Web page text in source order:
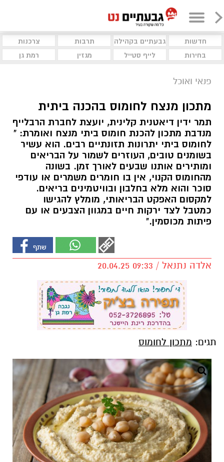
חדשות גבעתיים בקהילה תרבות
צרכנות
בחירות
לייף סטייל מגזין רמת גן
פנאי ואוכל
מתכון מנצח לחומוס בהכנה ביתית
תמר ידין דיאטנית קלינית, יועצת לחברת הרבלייף
מנדבת מתכון להכנת חומוס ביתי מנצח ואומרת: "
לחומוס ביתי יתרונות תזונתיים רבים. הוא עשיר
בשומנים טובים, העוזרים לשמור על הבריאים
ומותירים אותנו שבעים לאורך זמן. בשונה
מהחומוס הקנוי, אין בו חומרים משמרים או עודפי
סוכר והוא מלא בחלבון ובוויטמינים בריאים.
למקסום האפקט הבריאותי, מומלץ להגישו
כמטבל לצד ירקות חיים במגוון הצבעים או עם
פיתות מכוסמין."
אלדה נתנאל / 09:33 20.04.25
תגים: מתכון לחומוס